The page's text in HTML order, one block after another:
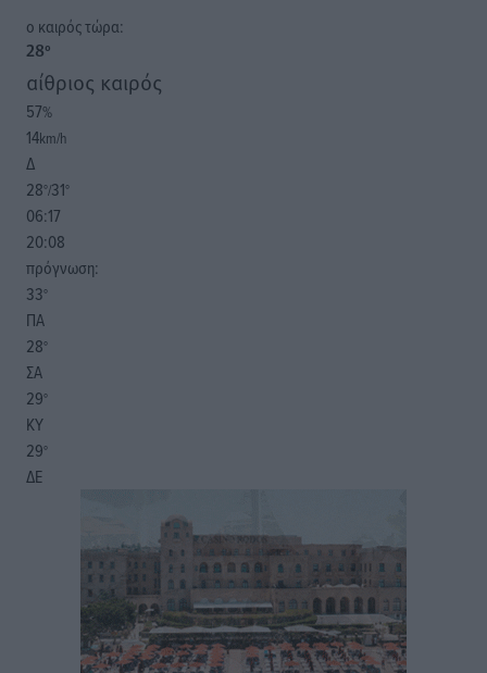
o καιρός τώρα:
28°
αίθριος καιρός
57%
14km/h
Δ
28°/31°
06:17
20:08
πρόγνωση:
33°
ΠΑ
28°
ΣΑ
29°
ΚΥ
29°
ΔΕ